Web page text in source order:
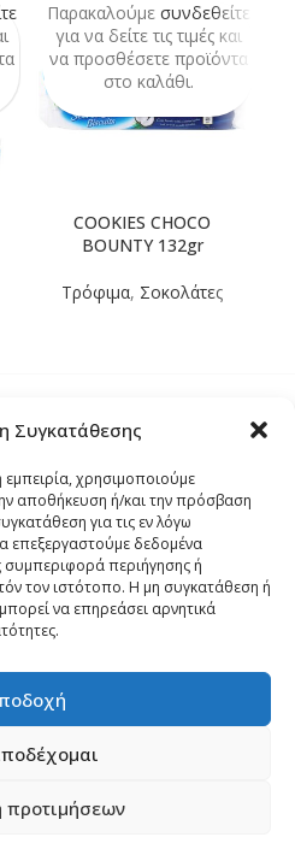
Συγκατάθεσης
χρησιμοποιούμε
αποθήκευση ή/και την πρόσβαση
για τις εν λόγω
επεξεργαστούμε δεδομένα
περιήγησης ή
τον ιστότοπο. Η μη συγκατάθεση ή
να επηρεάσει αρνητικά
προτιμήσεων
COOKIES CHOCO
BOUNTY 132gr
Τρόφιμα, Σοκολάτες
Παρακαλούμε συνδεθείτε
για να δείτε τις τιμές και
να προσθέσετε προϊόντα
στο καλάθι.
Επιστρόφης
made bySata Support